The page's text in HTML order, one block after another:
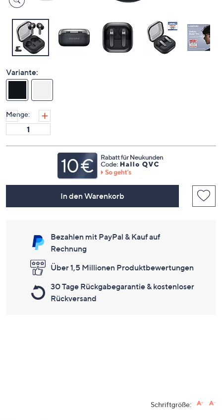
Variante:
Menge:
In den Warenkorb
Bezahlen mit PayPal & Kauf auf
Rechnung
Über 1,5 Millionen Produktbewertungen
30 Tage Rückgabegarantie & kostenloser
Rückversand
Schriftgröße: